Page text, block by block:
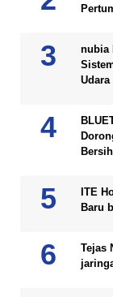
nubia
Bersih
ITE
Baru
Tejas